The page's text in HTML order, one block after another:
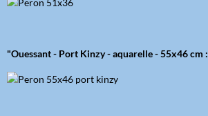
"Ouessant - Port Kinzy - aquarelle - 55x46 cm :